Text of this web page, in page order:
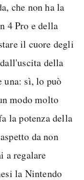
che non ha la
4 Pro e della
il cuore degli
della
una: sì, lo può
modo molto
la potenza della
da non
a regalare
la Nintendo